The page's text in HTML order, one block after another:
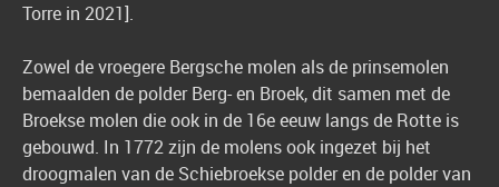
Torre in 2021].
Zowel de vroegere Bergsche molen als de prinsemolen
bemaalden de polder Berg- en Broek, dit samen met de
Broekse molen die ook in de 16e eeuw langs de Rotte is
gebouwd. In 1772 zijn de molens ook ingezet bij het
droogmalen van de Schiebroekse polder en de polder van